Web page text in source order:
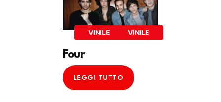
VINILE VINILE
Four
LEGGI TUTTO